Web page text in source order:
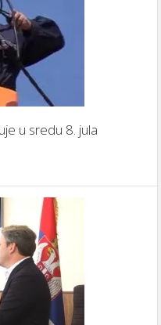
u sredu 8. jula